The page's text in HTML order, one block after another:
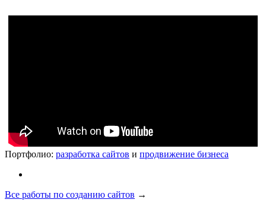
Портфолио: разработка сайтов и продвижение бизнеса
Все работы по созданию сайтов →